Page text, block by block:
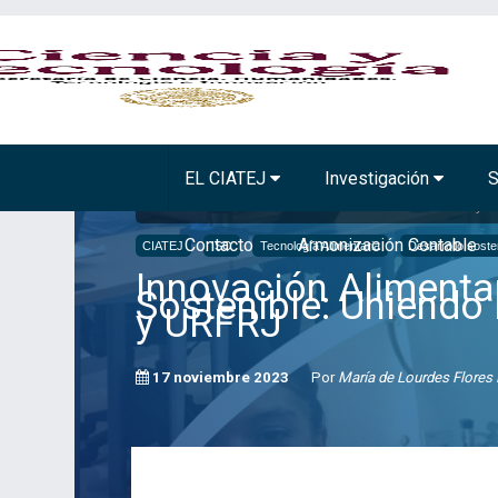
EL CIATEJ Investigación
Contacto Armonización Contable
CIATEJ ISO Tecnología Alimentaria Desarrollo
Innovación
Sostenible: Uniendo
y URFRJ
17 noviembre 2023 Por María de Lourdes Flores